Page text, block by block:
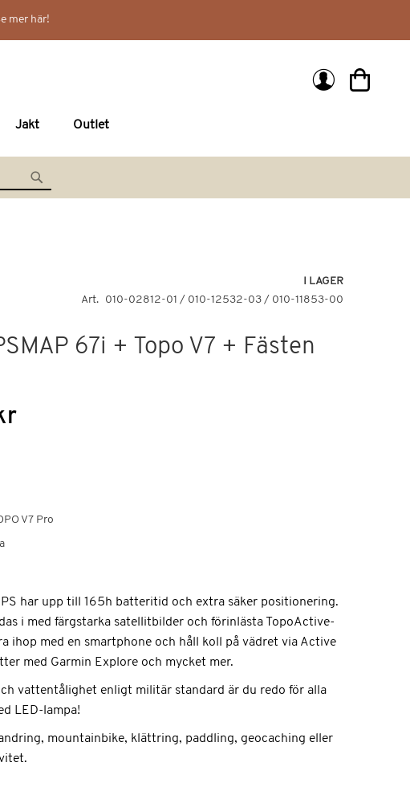
mer här!
Jakt Outlet
Min
Search
I LAGER
Art
010-02812-01 / 010-12532-03 / 010-11853-00
67i + Topo V7 + Fästen
V7 Pro
har upp till 165h batteritid och extra säker positionering.
i med färgstarka satellitbilder och förinlästa TopoActive-
ihop med en smartphone och håll koll på vädret via Active
med Garmin Explore och mycket mer.
vattentålighet enligt militär standard är du redo för alla
LED-lampa!
mountainbike, klättring, paddling, geocaching eller